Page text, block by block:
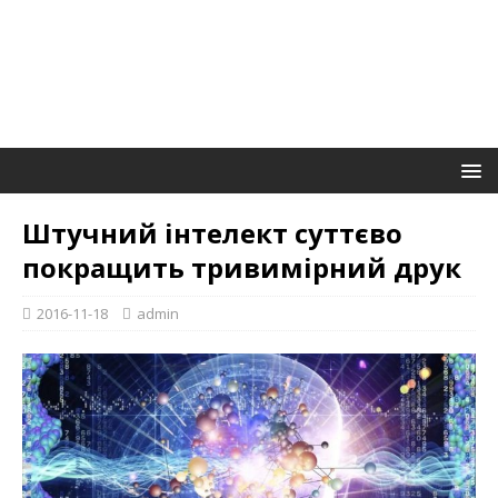
Штучний інтелект суттєво
покращить тривимірний друк
2016-11-18 admin